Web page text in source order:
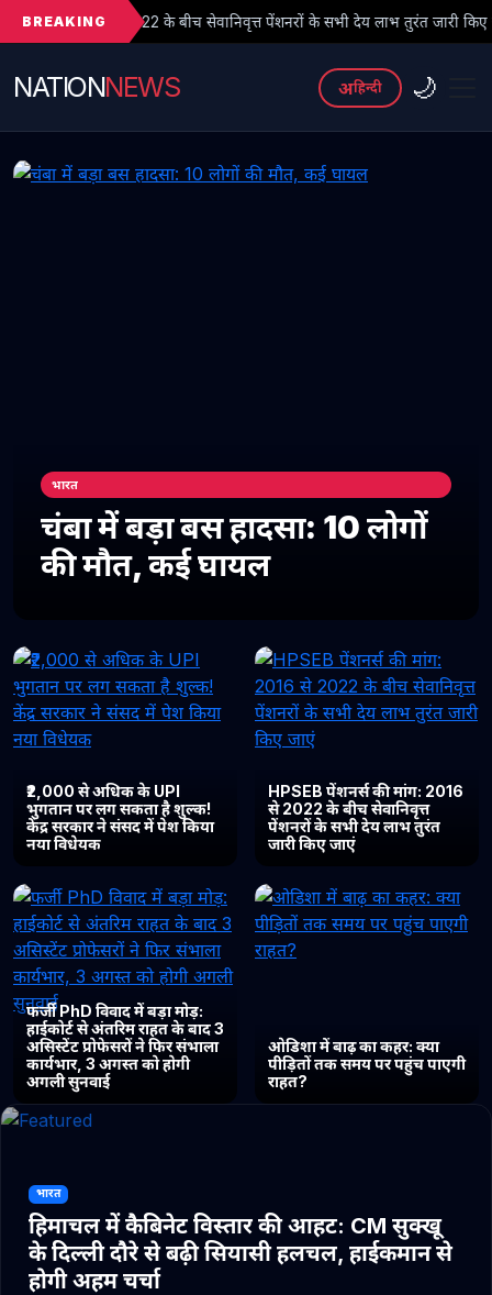
BREAKING
बीच सेवानिवृत्त पेंशनरों के सभी देय लाभ तुरंत जारी किए जाएं ● फर्जी
NATIONNEWS अहिन्दी 🌙
भारत
चंबा में बड़ा बस हादसा: 10 लोगों
की मौत, कई घायल
₹2,000 से अधिक के UPI
भुगतान पर लग सकता है शुल्क!
केंद्र सरकार ने संसद में पेश किया
नया विधेयक
HPSEB पेंशनर्स की मांग: 2016
से 2022 के बीच सेवानिवृत्त
पेंशनरों के सभी देय लाभ तुरंत
जारी किए जाएं
फर्जी PhD विवाद में बड़ा मोड़:
हाईकोर्ट से अंतरिम राहत के बाद 3
असिस्टेंट प्रोफेसरों ने फिर संभाला
कार्यभार, 3 अगस्त को होगी
अगली सुनवाई
ओडिशा में बाढ़ का कहर: क्या
पीड़ितों तक समय पर पहुंच पाएगी
राहत?
भारत
हिमाचल में कैबिनेट विस्तार की आहट: CM सुक्खू
के दिल्ली दौरे से बढ़ी सियासी हलचल, हाईकमान से
होगी अहम चर्चा